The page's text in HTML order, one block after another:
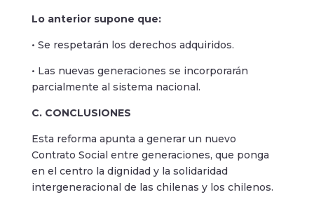
Lo anterior supone que:
• Se respetarán los derechos adquiridos.
• Las nuevas generaciones se incorporarán
parcialmente al sistema nacional.
C. CONCLUSIONES
Esta reforma apunta a generar un nuevo
Contrato Social entre generaciones, que ponga
en el centro la dignidad y la solidaridad
intergeneracional de las chilenas y los chilenos.